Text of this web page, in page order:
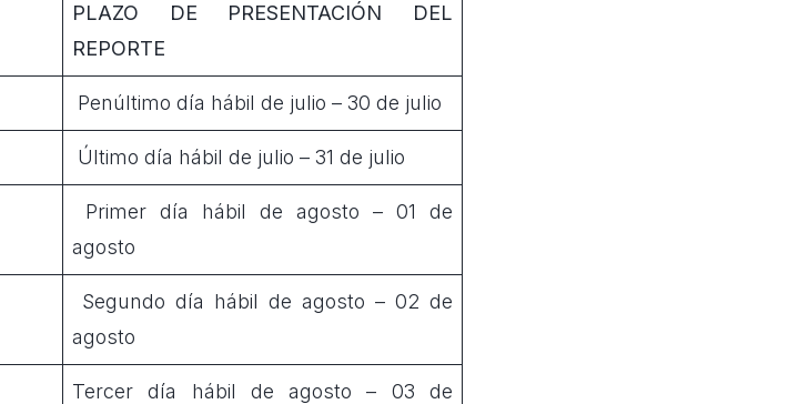
PLAZO DE PRESENTACIÓN DEL
REPORTE
Penúltimo día hábil de julio – 30 de julio
Último día hábil de julio – 31 de julio
Primer día hábil de agosto – 01 de
agosto
Segundo día hábil de agosto – 02 de
agosto
Tercer día hábil de agosto – 03 de